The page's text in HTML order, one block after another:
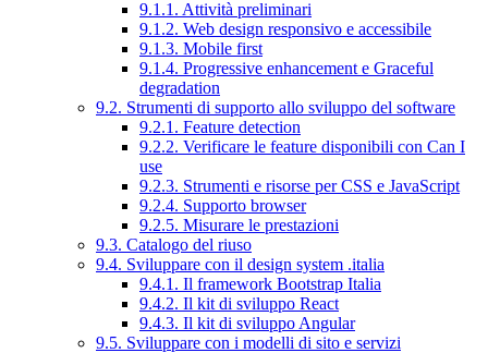
9.1.1. Attività preliminari
9.1.2. Web design responsivo e accessibile
9.1.3. Mobile first
9.1.4. Progressive enhancement e Graceful
degradation
9.2. Strumenti di supporto allo sviluppo del software
9.2.1. Feature detection
9.2.2. Verificare le feature disponibili con Can I
use
9.2.3. Strumenti e risorse per CSS e JavaScript
9.2.4. Supporto browser
9.2.5. Misurare le prestazioni
9.3. Catalogo del riuso
9.4. Sviluppare con il design system .italia
9.4.1. Il framework Bootstrap Italia
9.4.2. Il kit di sviluppo React
9.4.3. Il kit di sviluppo Angular
9.5. Sviluppare con i modelli di sito e servizi